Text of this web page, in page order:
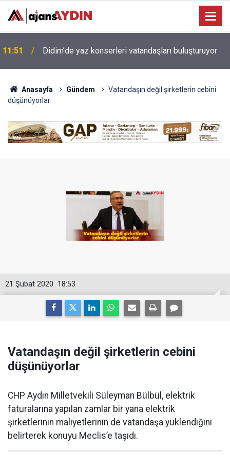
10:24
düşünmeyi öğreniyor
Anasayfa Gündem
Vatandaşın değil şirketlerin cebini
düşünüyorlar
18:53
21 Şubat 2020
Vatandaşın değil şirketlerin cebini
düşünüyorlar
CHP Aydın Milletvekili Süleyman Bülbül, elektrik
faturalarına yapılan zamlar bir yana elektrik
şirketlerinin maliyetlerinin de vatandaşa yüklendiğini
belirterek konuyu Meclis’e taşıdı.